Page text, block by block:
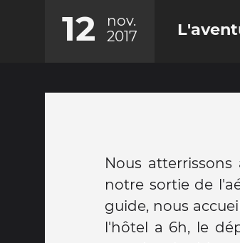
12
nov.
2017
Nous
notre sortie de
guide, nous accueil sous la pluie. Nous arrivons à
l'hôtel a 6h, le